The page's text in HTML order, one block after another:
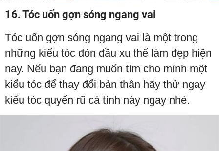
16. Tóc uốn gợn sóng ngang vai
Tóc uốn gợn sóng ngang vai là một trong
những kiểu tóc đón đầu xu thế làm đẹp hiện
nay. Nếu bạn đang muốn tìm cho mình một
kiểu tóc để thay đổi bản thân hãy thử ngay
kiểu tóc quyến rũ cá tính này ngay nhé.